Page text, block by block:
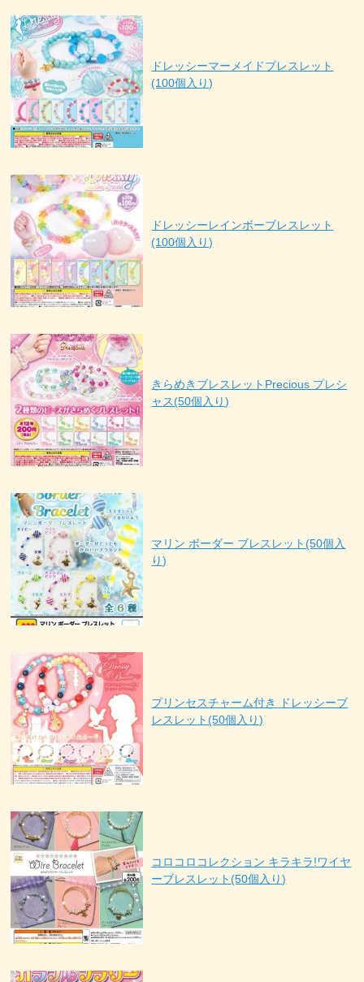
ドレッシーマーメイドブレスレット
(100個入り)
ドレッシーレインボーブレスレット
(100個入り)
きらめきブレスレットPrecious プレシ
ャス(50個入り)
マリン ボーダー ブレスレット(50個入
り)
プリンセスチャーム付き ドレッシーブ
レスレット(50個入り)
コロコロコレクション キラキラ!ワイヤ
ーブレスレット(50個入り)